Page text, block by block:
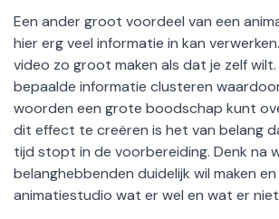
Een ander groot voordeel van een
hier erg veel informatie in kan
video zo groot maken als dat je zelf
bepaalde informatie clusteren
woorden een grote boodschap kunt
dit effect te creëren is het van belang
tijd stopt in de voorbereiding. Denk na
belanghebbenden duidelijk wil maken
animatiestudio wat er wel en wat er niet